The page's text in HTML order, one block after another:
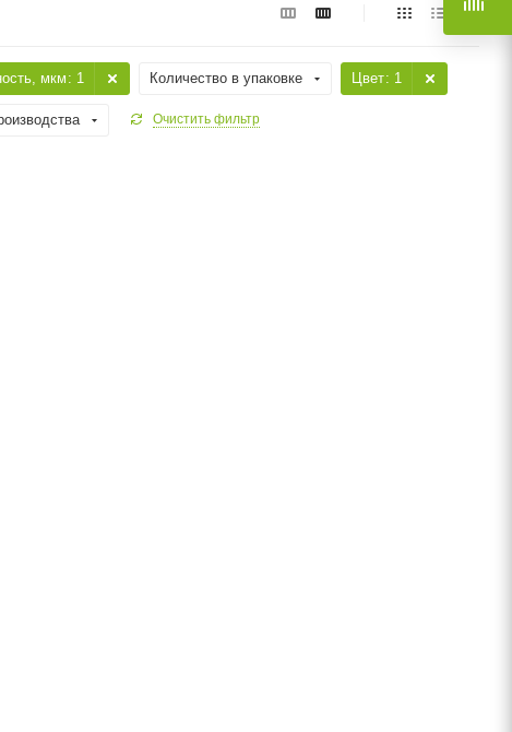
мкм: 1 Количество в упаковке Цвет: 1
Очистить фильтр